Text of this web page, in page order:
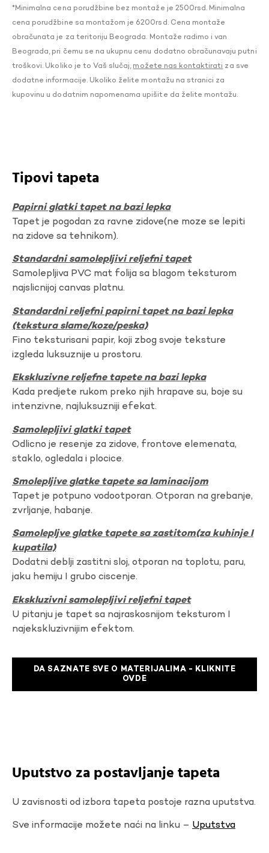
*Minimalna cena porudžbine bez montaže je 2500rsd. Minimalna
cena porudžbine sa montažom je 6200rsd. Cena montaže
obračunata je za teritoriju Beograda. Montaže radimo i van
Beograda, pri čemu se na ukupnu cenu dodatno obračunavaju putni
troškovi. Ukoliko je to Vaš slučaj, možete nas kontaktirati za sve
dodatne informacije. Ukoliko želite montažu na stranici za
kupovinu u dodatnim napomenama upišite da želite montažu.
Tipovi tapeta
Papirni glatki tapet na bazi lepka
Tapet je pogodan za ravne zidove(ne moze se lepiti
na zidove sa tehnikom).
Standardni samolepljivi reljefni tapet
Samolepljiva PVC mat folija sa blagom teksturom
najslicnijoj canvas platnu.
Standardni reljefni papirni tapet na bazi lepka
(tekstura slame/koze/peska)
Fino teksturisani papir, koji zbog svoje teksture
izgleda luksuznije u prostoru.
Ekskluzivne reljefne tapete na bazi lepka
Kada predjete rukom preko njih hrapave su, boje su
intenzivne, najluksuzniji efekat.
Samolepljivi glatki tapet
Odlicno je resenje za zidove, frontove elemenata,
staklo, ogledala i plocice.
Smolepljive glatke tapete sa laminacijom
Tapet je potpuno vodootporan. Otporan na grebanje,
zvrljanje, habanje.
Samolepljve glatke tapete sa zastitom(za kuhinje I
kupatila)
Dodatni deblji zastitni sloj, otporan na toplotu, paru,
jaku hemiju I grubo ciscenje.
Ekskluzivni samolepljivi reljefni tapet
U pitanju je tapet sa najraskosnijom teksturom I
najekskluzivnijim efektom.
DA SAZNATE SVE O MATERIJALIMA - KLIKNITE
OVDE
Uputstvo za postavljanje tapeta
U zavisnosti od izbora tapeta postoje razna uputstva.
Sve informacije možete naći na linku – Uputstva